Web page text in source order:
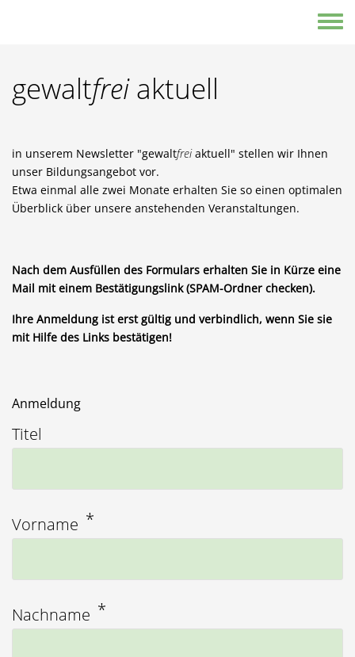
gewaltfreiaktuell
in unserem Newsletter "gewaltfreiaktuell" stellen wir Ihnen
unser Bildungsangebot vor.
Etwa einmal alle zwei Monate erhalten Sie so einen optimalen
Überblick über unsere anstehenden Veranstaltungen.
Nach dem Ausfüllen des Formulars erhalten Sie in Kürze eine
Mail mit einem Bestätigungslink (SPAM-Ordner checken).
Ihre Anmeldung ist erst gültig und verbindlich, wenn Sie sie
mit Hilfe des Links bestätigen!
Anmeldung
Titel
Vorname
Nachname